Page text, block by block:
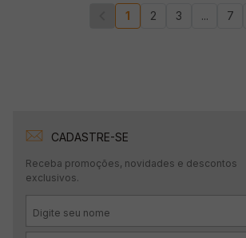
1
2 3 ... 7
CADASTRE-SE
Receba promoções, novidades e descontos
exclusivos.